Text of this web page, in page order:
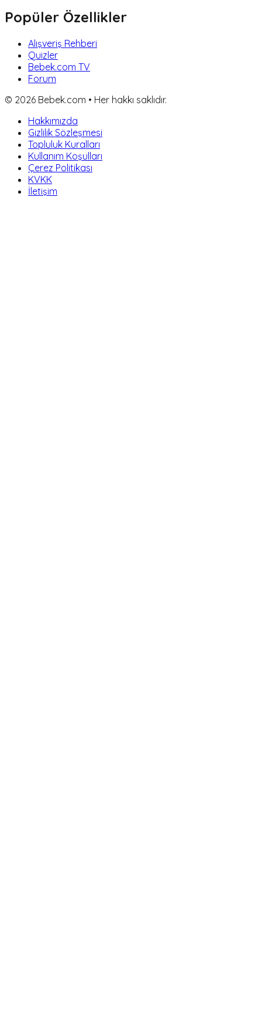
Popüler Özellikler
Alışveriş Rehberi
Quizler
Bebek.com TV
Forum
© 2026 Bebek.com • Her hakkı saklıdır.
Hakkımızda
Gizlilik Sözleşmesi
Topluluk Kuralları
Kullanım Koşulları
Çerez Politikası
KVKK
İletişim